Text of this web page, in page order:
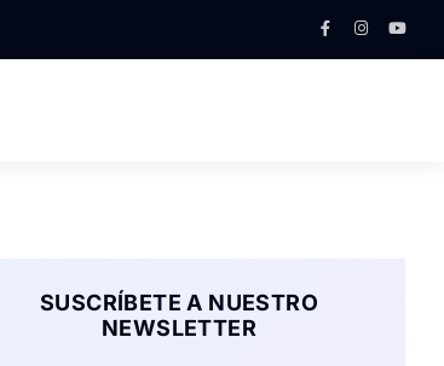
SUSCRÍBETE A NUESTRO
NEWSLETTER